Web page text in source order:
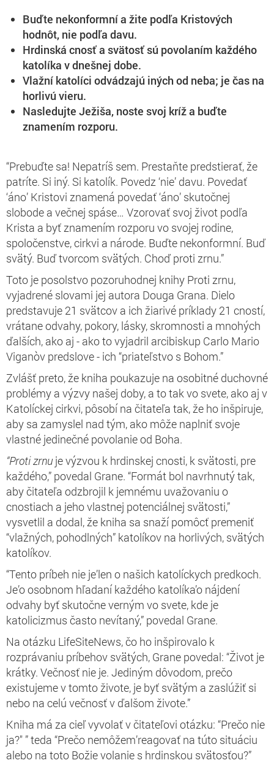
Buďte nekonformní a žite podľa Kristových
hodnôt, nie podľa davu.
Hrdinská cnosť a svätosť sú povolaním každého
katolíka v dnešnej dobe.
Vlažní katolíci odvádzajú iných od neba; je čas na
horlivú vieru.
Nasledujte Ježiša, noste svoj kríž a buďte
znamením rozporu.
“Prebuďte sa! Nepatríš sem. Prestaňte predstierať, že
patríte. Si iný. Si katolík. Povedz ‘nie’ davu. Povedať
‘áno’ Kristovi znamená povedať ‘áno’ skutočnej
slobode a večnej spáse… Vzorovať svoj život podľa
Krista a byť znamením rozporu vo svojej rodine,
spoločenstve, cirkvi a národe. Buďte nekonformní. Buď
svätý. Buď tvorcom svätých. Choď proti zrnu.”
Toto je posolstvo pozoruhodnej knihy Proti zrnu,
vyjadrené slovami jej autora Douga Grana. Dielo
predstavuje 21 svätcov a ich žiarivé príklady 21 cností,
vrátane odvahy, pokory, lásky, skromnosti a mnohých
ďalších, ako aj - ako to vyjadril arcibiskup Carlo Mario
Viganòv predslove - ich “priateľstvo s Bohom.”
Zvlášť preto, že kniha poukazuje na osobitné duchovné
problémy a výzvy našej doby, a to tak vo svete, ako aj v
Katolíckej cirkvi, pôsobí na čitateľa tak, že ho inšpiruje,
aby sa zamyslel nad tým, ako môže naplniť svoje
vlastné jedinečné povolanie od Boha.
“Proti zrnuje výzvou k hrdinskej cnosti, k svätosti, pre
každého,” povedal Grane. “Formát bol navrhnutý tak,
aby čitateľa odzbrojil k jemnému uvažovaniu o
cnostiach a jeho vlastnej potenciálnej svätosti,”
vysvetlil a dodal, že kniha sa snaží pomôcť premeniť
“vlažných, pohodlných” katolíkov na horlivých, svätých
katolíkov.
“Tento príbeh nie je’len o našich katolíckych predkoch.
Je’o osobnom hľadaní každého katolíka’o nájdení
odvahy byť skutočne verným vo svete, kde je
katolicizmus často nevítaný,” povedal Grane.
Na otázku LifeSiteNews, čo ho inšpirovalo k
rozprávaniu príbehov svätých, Grane povedal: “Život je
krátky. Večnosť nie je. Jediným dôvodom, prečo
existujeme v tomto živote, je byť svätým a zaslúžiť si
nebo na celú večnosť v ďalšom živote.”
Kniha má za cieľ vyvolať v čitateľovi otázku: “Prečo nie
ja?" ” teda “Prečo nemôžem’reagovať na túto situáciu
alebo na toto Božie volanie s hrdinskou svätosťou?”